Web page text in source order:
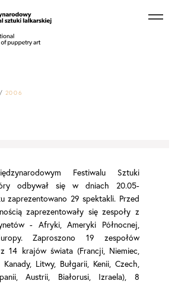
2006
Festiwalu Sztuki
odbywał się w dniach 20.05-
zaprezentowano 29 spektakli. Przed
zaprezentowały się zespoły z
- Afryki, Ameryki Północnej,
Zaproszono 19 zespołów
14 krajów świata (Francji, Niemiec,
Litwy, Bułgarii, Kenii, Czech,
Austrii, Białorusi, Izraela), 8